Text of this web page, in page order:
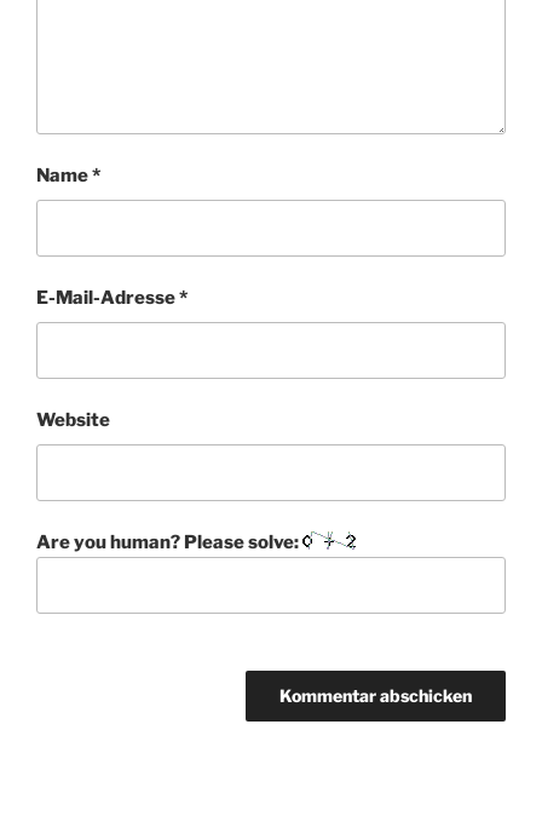
Name*
E-Mail-Adresse*
Website
Are you human? Please solve: